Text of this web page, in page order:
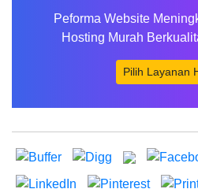
Peforma Website
Hosting Murah
Pilih Layanan